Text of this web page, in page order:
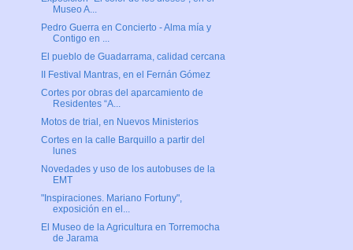
Museo A...
Pedro Guerra en Concierto - Alma mía y
Contigo en ...
El pueblo de Guadarrama, calidad cercana
II Festival Mantras, en el Fernán Gómez
Cortes por obras del aparcamiento de
Residentes “A...
Motos de trial, en Nuevos Ministerios
Cortes en la calle Barquillo a partir del
lunes
Novedades y uso de los autobuses de la
EMT
"Inspiraciones. Mariano Fortuny",
exposición en el...
El Museo de la Agricultura en Torremocha
de Jarama